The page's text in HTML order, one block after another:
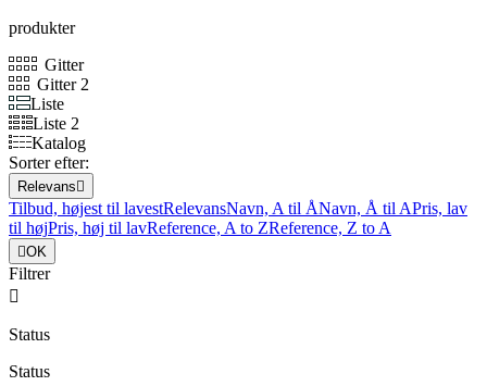
produkter
Gitter
Gitter 2
Liste
Liste 2
Katalog
Sorter efter:
Relevans 
Tilbud, højest til lavestRelevansNavn, A til ÅNavn, Å til APris, lav
til højPris, høj til lavReference, A to ZReference, Z to A
OK
Filtrer

Status
Status